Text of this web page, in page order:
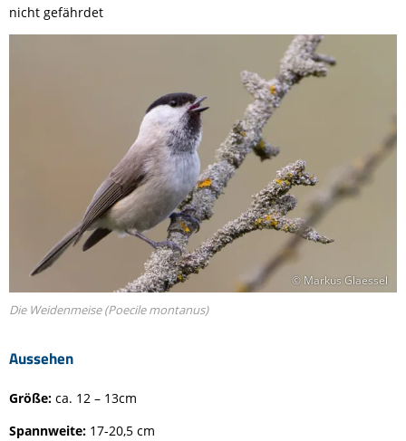
nicht gefährdet
Aussehen
© Markus Glaessel
Die Weidenmeise (Poecile montanus)
Größe: ca. 12 – 13cm
Spannweite: 17-20,5 cm